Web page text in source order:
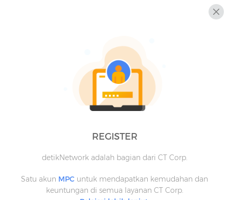
REGISTER
detikNetwork adalah bagian dari CT Corp.
Satu akun MPC untuk mendapatkan kemudahan dan
keuntungan di semua layanan CT Corp.